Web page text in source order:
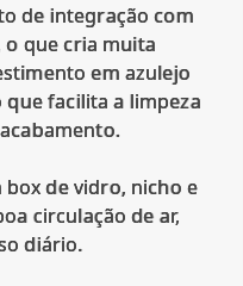
de integração com
o que cria muita
em azulejo
facilita a limpeza
de vidro, nicho e
circulação de ar,
diário.